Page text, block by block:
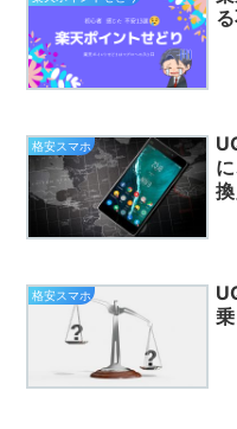
格安スマホ
格安スマホ